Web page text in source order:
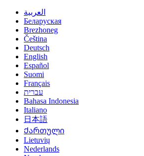
العربية
Беларуская
Brezhoneg
Čeština
Deutsch
English
Español
Suomi
Français
עברית
Bahasa Indonesia
Italiano
日本語
Ქართული
Lietuvių
Nederlands